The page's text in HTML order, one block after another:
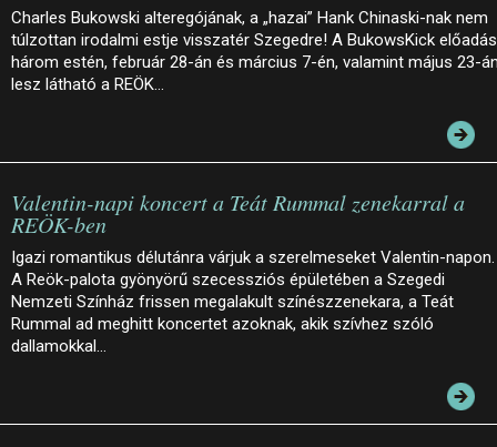
Charles Bukowski alteregójának, a „hazai” Hank Chinaski-nak nem
túlzottan irodalmi estje visszatér Szegedre! A BukowsKick
három estén, február 28-án és március 7-én, valamint május 23-
lesz látható a REÖK…
Valentin-napi koncert a Teát Rummal zenekarral a
REÖK-ben
Igazi romantikus délutánra várjuk a szerelmeseket Valentin-napon.
A Reök-palota gyönyörű szecessziós épületében a Szegedi
Nemzeti Színház frissen megalakult színészzenekara, a Teát
Rummal ad meghitt koncertet azoknak, akik szívhez szóló
dallamokkal…